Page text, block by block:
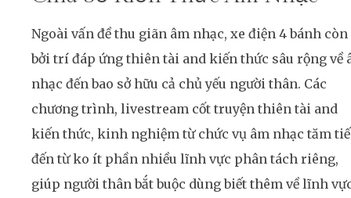
Ngoài vấn đề thu giãn âm nhạc, xe điện 4 bánh còn
bởi trí đáp ứng thiên tài and kiến thức sâu rộng về
nhạc đến bao sở hữu cả chủ yếu người thân. Các
chương trình, livestream cốt truyện thiên tài and
kiến thức, kinh nghiệm từ chức vụ âm nhạc tăm
đến từ ko ít phần nhiều lĩnh vực phân tách riêng,
giúp người thân bắt buộc dùng biết thêm về lĩnh